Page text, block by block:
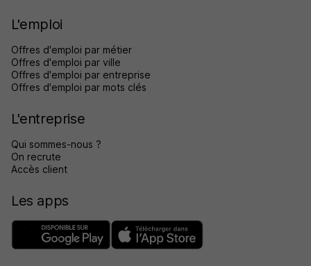
L'emploi
Offres d'emploi par métier
Offres d'emploi par ville
Offres d'emploi par entreprise
Offres d'emploi par mots clés
L'entreprise
Qui sommes-nous ?
On recrute
Accès client
Les apps